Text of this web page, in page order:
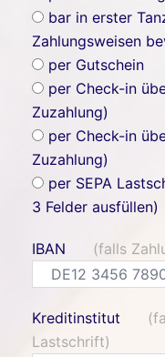
bar in erster
Zahlungsweisen
per Gutschein
per Check-in
Zuzahlung)
per Check-in
Zuzahlung)
per SEPA
3 Felder ausfüllen)
IBAN (falls
Kreditinstitut
Lastschrift)